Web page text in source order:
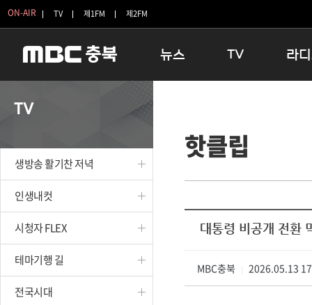
ON-AIR TV 제1FM 제2FM
뉴스
보은
옥천
TV
인생내컷
테마기행 길
시청자 FLEX
특집프로그램
종영프로그램
라
TV
생방송 활기찬 저녁
인생내컷
시청자 FLEX
테마기행 길
전국시대
핫클립
대통령 비공개 전환
MBC충북 2026.05.13